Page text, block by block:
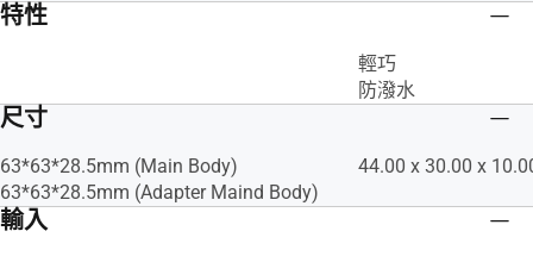
特性
輕巧
防潑水
尺寸
63*63*28.5mm (Main Body)
63*63*28.5mm (Adapter Maind Body)
44.00 x 30.00 x
輸入